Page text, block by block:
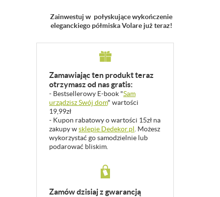
Zainwestuj w połyskujące wykończenie
eleganckiego półmiska Volare już teraz!
Zamawiając ten produkt teraz
otrzymasz od nas gratis:
- Bestsellerowy E-book "Sam
urządzisz Swój dom" wartości
19,99zł
- Kupon rabatowy o wartości 15zł na
zakupy wsklepie Dedekor.pl. Możesz
wykorzystać go samodzielnie lub
podarować bliskim.
Zamów dzisiaj z gwarancją